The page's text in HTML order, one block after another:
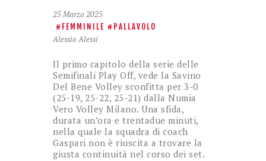
25 Marzo 2025
FEMMINILE PALLAVOLO
Alessio Alessi
Il primo capitolo della serie delle
Semifinali Play Off, vede la Savino
Del Bene Volley sconfitta per 3-0
(25-19, 25-22, 25-21) dalla Numia
Vero Volley Milano. Una sfida,
durata un’ora e trentadue minuti,
nella quale la squadra di coach
Gaspari non è riuscita a trovare la
giusta continuità nel corso dei set.